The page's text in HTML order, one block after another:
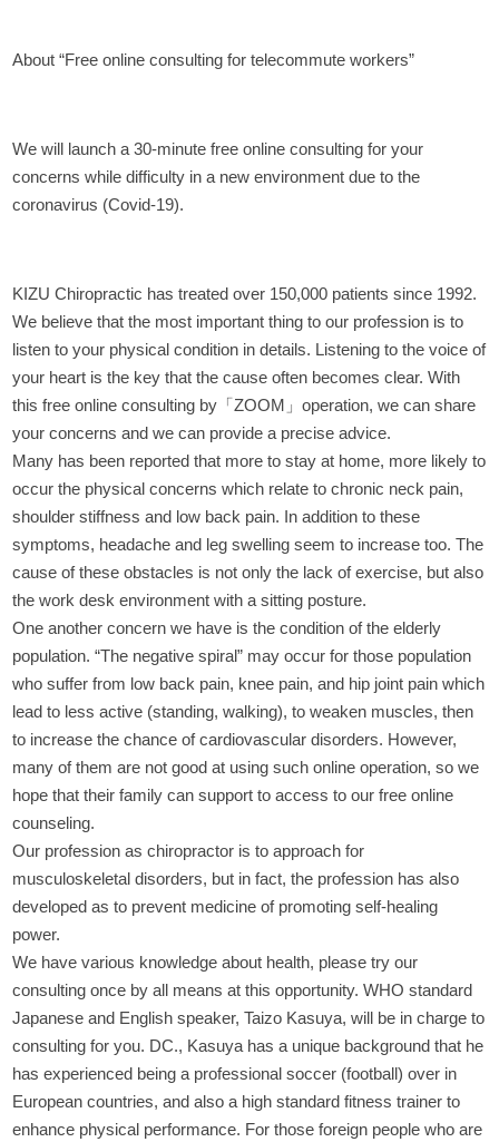
About “Free online consulting for telecommute workers”
We will launch a 30-minute free online consulting for your
concerns while difficulty in a new environment due to the
coronavirus (Covid-19).
KIZU Chiropractic has treated over 150,000 patients since 1992.
We believe that the most important thing to our profession is to
listen to your physical condition in details. Listening to the voice of
your heart is the key that the cause often becomes clear. With
this free online consulting by「ZOOM」operation, we can share
your concerns and we can provide a precise advice.
Many has been reported that more to stay at home, more likely to
occur the physical concerns which relate to chronic neck pain,
shoulder stiffness and low back pain. In addition to these
symptoms, headache and leg swelling seem to increase too. The
cause of these obstacles is not only the lack of exercise, but also
the work desk environment with a sitting posture.
One another concern we have is the condition of the elderly
population. “The negative spiral” may occur for those population
who suffer from low back pain, knee pain, and hip joint pain which
lead to less active (standing, walking), to weaken muscles, then
to increase the chance of cardiovascular disorders. However,
many of them are not good at using such online operation, so we
hope that their family can support to access to our free online
counseling.
Our profession as chiropractor is to approach for
musculoskeletal disorders, but in fact, the profession has also
developed as to prevent medicine of promoting self-healing
power.
We have various knowledge about health, please try our
consulting once by all means at this opportunity. WHO standard
Japanese and English speaker, Taizo Kasuya, will be in charge to
consulting for you. DC., Kasuya has a unique background that he
has experienced being a professional soccer (football) over in
European countries, and also a high standard fitness trainer to
enhance physical performance. For those foreign people who are